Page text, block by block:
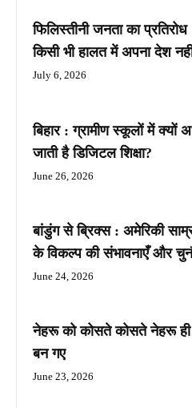
फिलिस्तीनी जनता का
किसी भी हालत में अपना देश
July 6, 2026
बिहार : ग्रामीण स्कूलों में क्यों
जाती है डिजिटल शिक्षा?
June 26, 2026
बांडुंग से ब्रिक्स : अमेरिकी
के विकल्प की संभावनाएँ और
June 24, 2026
नेहरू को कोसते कोसते नेहरू ही
बन गए
June 23, 2026